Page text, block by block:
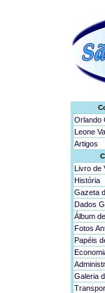
Orlando
Leone
Artigos
Livro de
História
Gazeta
Dados
Álbum
Fotos
Papéis
Galeria